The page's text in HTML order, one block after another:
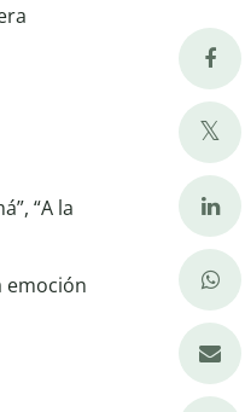
“A la
emoción